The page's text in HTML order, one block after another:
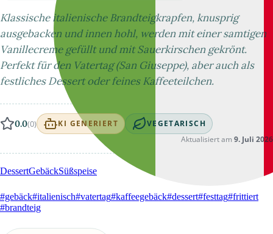
Klassische italienische Brandteigkrapfen, knusprig
ausgebacken und innen hohl, werden mit einer samtigen
Vanillecreme gefüllt und mit Sauerkirschen gekrönt.
Perfekt für den Vatertag (San Giuseppe), aber auch als
festliches Dessert oder feines Kaffeeteilchen.
0.0(0) KI GENERIERT VEGETARISCH
Aktualisiert am 9. Juli 2026
DessertGebäckSüßspeise
#gebäck#italienisch#vatertag#kaffeegebäck#dessert#festtag#frittiert
#brandteig